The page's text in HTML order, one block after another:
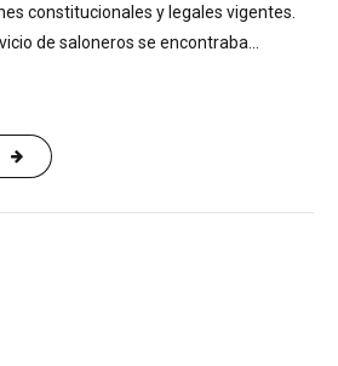
constitucionales y legales vigentes.
de saloneros se encontraba...